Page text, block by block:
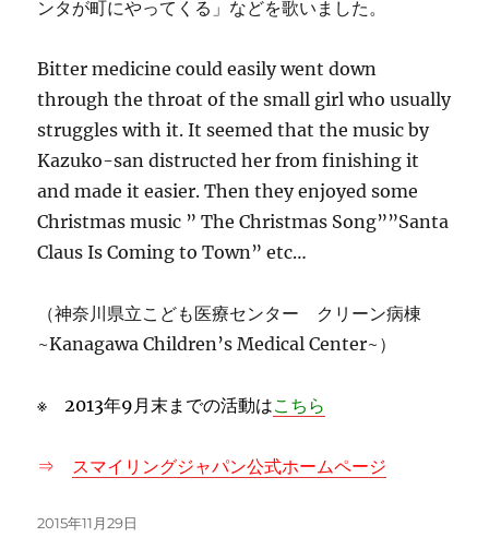
ンタが町にやってくる」などを歌いました。
Bitter medicine could easily went down
through the throat of the small girl who usually
struggles with it. It seemed that the music by
Kazuko-san distructed her from finishing it
and made it easier. Then they enjoyed some
Christmas music ” The Christmas Song””Santa
Claus Is Coming to Town” etc…
（神奈川県立こども医療センター クリーン病棟
~Kanagawa Children’s Medical Center~）
※ 2013年9月末までの活動はこちら
⇒ スマイリングジャパン公式ホームページ
投
2015年11月29日